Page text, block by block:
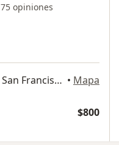
75 opiniones
Avenida López Mateos 221, San Francisco de Campeche • Mapa
$800